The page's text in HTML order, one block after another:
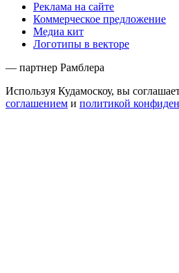
Реклама на сайте
Коммерческое предложение
Медиа кит
Логотипы в векторе
— партнер Рамблера
Используя Кудамоскоу, вы
соглашением и политикой